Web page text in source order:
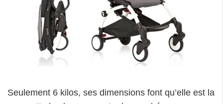
Seulement 6 kilos, ses dimensions font qu’elle est la